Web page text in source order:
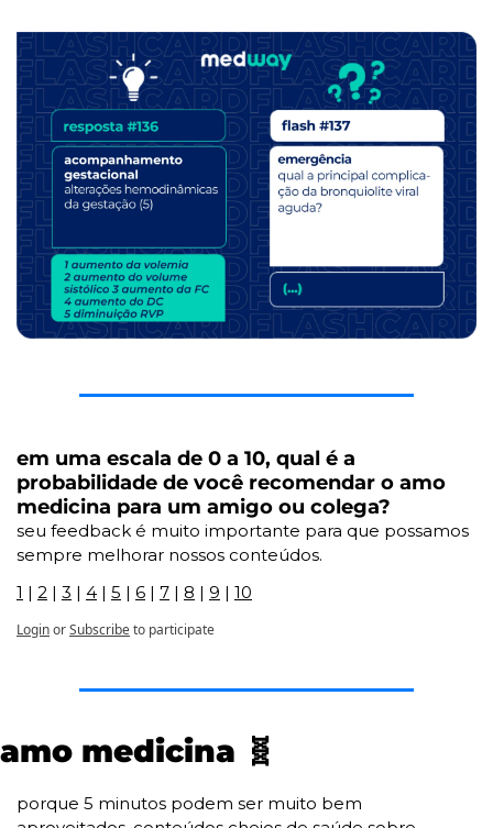
em uma escala de 0 a 10, qual é a
probabilidade de você recomendar o amo
medicina para um amigo ou colega?
seu feedback é muito importante para que possamos
sempre melhorar nossos conteúdos.
1 | 2 | 3 | 4 | 5 | 6 | 7 | 8 | 9 | 10
LoginorSubscribeto participate
amo medicina 🧬
porque 5 minutos podem ser muito bem